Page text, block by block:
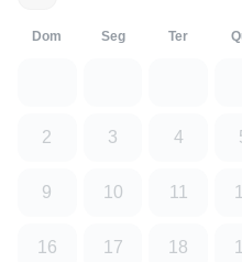
Dom Seg Ter
2 3 4
9 10 11
16 17 18